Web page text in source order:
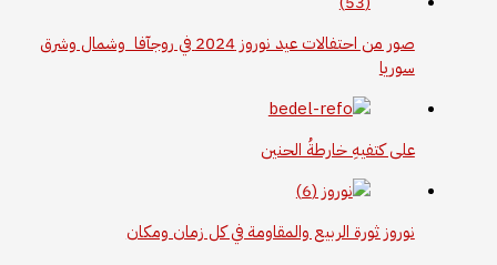
صور من احتفالات عيد نوروز 2024 في روجآفا وشمال وشرق
سوريا
على كتفيهِ خارطةُ الحنين
نوروز ثورة الربيع والمقاومة في كل زمان ومكان